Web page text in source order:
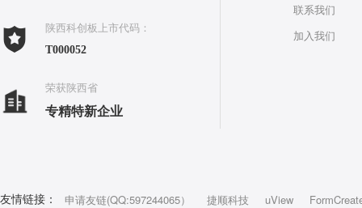
陕西科创板上市代码：
T000052
荣获陕西省
专精特新企业
联系我们
加入我们
友情链接： 申请友链(QQ:597244065） 捷顺科技 uView